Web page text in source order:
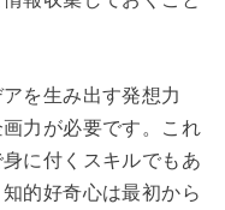
を生み出す発想力
力が必要です。これ
に付くスキルでもあ
的好奇心は最初から